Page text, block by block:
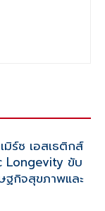
ร์ซ เอสเธติกส์
Longevity ขับ
ฐกิจสุขภาพและ